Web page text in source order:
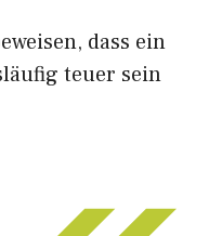
dass ein
teuer sein